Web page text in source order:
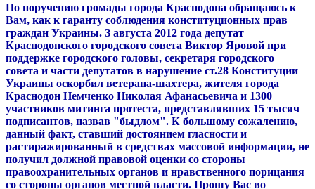
По поручению громады города Краснодона обращаюсь к
Вам, как к гаранту соблюдения конституционных прав
граждан Украины. З августа 2012 года депутат
Краснодонского городского совета Виктор Яровой при
поддержке городского головы, секретаря городского
совета и части депутатов в нарушение ст.28 Конституции
Украины оскорбил ветерана-шахтера, жителя города
Краснодон Немченко Николая Афанасьевича и 1300
участников митинга протеста, представлявших 15 тысяч
подписантов, назвав "быдлом". К большому сожалению,
данный факт, ставший достоянием гласности и
растиражированный в средствах массовой информации, не
получил должной правовой оценки со стороны
правоохранительных органов и нравственного порицания
со стороны органов местной власти. Прошу Вас во